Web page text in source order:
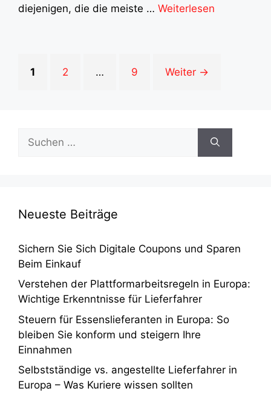
diejenigen, die die meiste … Weiterlesen
Seite
1 Seite
2 … Seite
9 Weiter →
nach:
Neueste Beiträge
Sichern Sie Sich Digitale Coupons und Sparen
Beim Einkauf
Verstehen der Plattformarbeitsregeln in Europa:
Wichtige Erkenntnisse für Lieferfahrer
Steuern für Essenslieferanten in Europa: So
bleiben Sie konform und steigern Ihre
Einnahmen
Selbstständige vs. angestellte Lieferfahrer in
Europa – Was Kuriere wissen sollten